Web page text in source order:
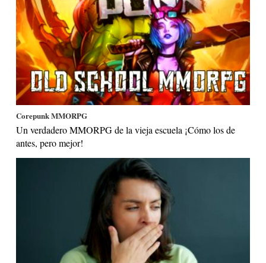
Corepunk MMORPG
Un verdadero MMORPG de la vieja escuela ¡Cómo los de
antes, pero mejor!